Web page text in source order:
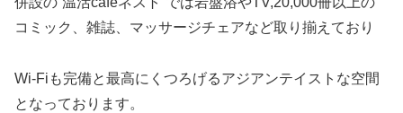
コミック、雑誌、マッサージチェアなど取り揃えており
Wi-Fiも完備と最高にくつろげるアジアンテイストな空間
となっております。